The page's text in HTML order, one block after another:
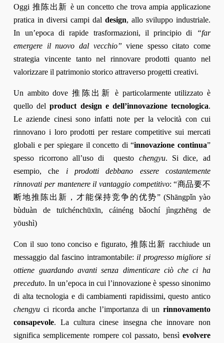
Oggi 推陈出新 è un concetto che trova ampia applicazione
pratica in diversi campi dal design, allo sviluppo industriale.
In un’epoca di rapide trasformazioni, il principio di
“far
emergere il nuovo dal vecchio” viene spesso citato come
strategia vincente tanto nel rinnovare prodotti quanto nel
valorizzare il patrimonio storico attraverso progetti creativi.​
Un ambito dove 推陈出新 è particolarmente utilizzato è
quello delproduct design e dell’innovazione tecnologica.
Le aziende cinesi sono infatti note per la velocità con cui
rinnovano i loro prodotti per restare competitive sui mercati
globali e per spiegare il concetto di “innovazione continua”
spesso ricorrono all’uso di questo chengyu. Si dice, ad
esempio, che i prodotti debbano essere costantemente
rinnovati per mantenere il vantaggio competitivo: “商品要不
断地推陈出新，才能保持竞争的优势”​ (Shāngpǐn yào
bùduàn de tuīchénchūxīn, cáinéng bǎochí jìngzhēng de
yōushì)
Con il suo tono conciso e figurato, 推陈出新 racchiude un
messaggio dal fascino intramontabile: il progresso migliore si
ottiene guardando avanti senza dimenticare ciò che ci ha
preceduto. In un’epoca in cui l’innovazione è spesso sinonimo
di alta tecnologia e di cambiamenti rapidissimi, questo antico
chengyu ci ricorda anche l’importanza di un rinnovamento
consapevole. La cultura cinese insegna che innovare non
significa semplicemente rompere col passato, bensì evolvere